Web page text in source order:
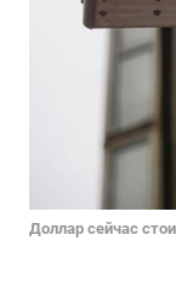
Доллар сейчас